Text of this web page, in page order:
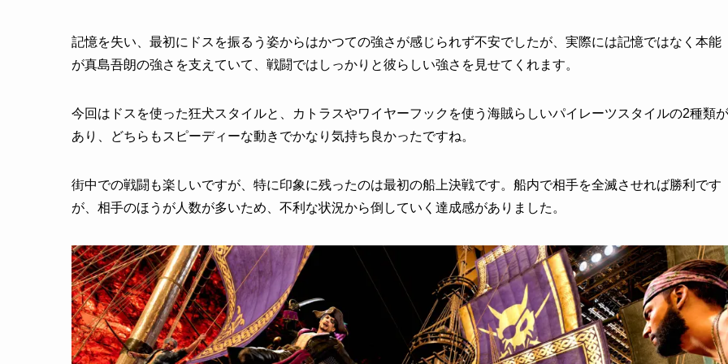
記憶を失い、最初にドスを振るう姿からはかつての強さが感じられず不安でしたが、実際には記憶ではなく本能
が真島吾朗の強さを支えていて、戦闘ではしっかりと彼らしい強さを見せてくれます。
今回はドスを使った狂犬スタイルと、カトラスやワイヤーフックを使う海賊らしいパイレーツスタイルの2種類が
あり、どちらもスピーディーな動きでかなり気持ち良かったですね。
街中での戦闘も楽しいですが、特に印象に残ったのは最初の船上決戦です。船内で相手を全滅させれば勝利です
が、相手のほうが人数が多いため、不利な状況から倒していく達成感がありました。